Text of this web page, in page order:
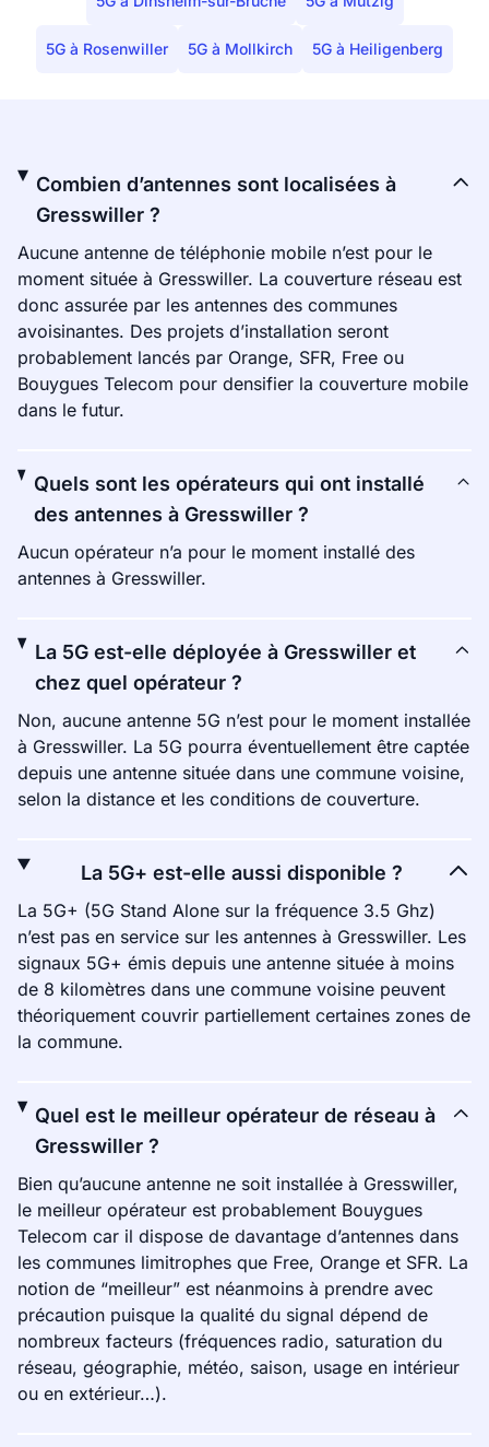
5G à Rosenwiller 5G à Mollkirch 5G à Heiligenberg
Combien d’antennes sont localisées à
Gresswiller ?
Aucune antenne de téléphonie mobile n’est pour le
moment située à Gresswiller. La couverture réseau est
donc assurée par les antennes des communes
avoisinantes. Des projets d’installation seront
probablement lancés par Orange, SFR, Free ou
Bouygues Telecom pour densifier la couverture mobile
dans le futur.
Quels sont les opérateurs qui ont installé
des antennes à Gresswiller ?
Aucun opérateur n’a pour le moment installé des
antennes à Gresswiller.
La 5G est-elle déployée à Gresswiller et
chez quel opérateur ?
Non, aucune antenne 5G n’est pour le moment installée
à Gresswiller. La 5G pourra éventuellement être captée
depuis une antenne située dans une commune voisine,
selon la distance et les conditions de couverture.
La 5G+ est-elle aussi disponible ?
La 5G+ (5G Stand Alone sur la fréquence 3.5 Ghz)
n’est pas en service sur les antennes à Gresswiller. Les
signaux 5G+ émis depuis une antenne située à moins
de 8 kilomètres dans une commune voisine peuvent
théoriquement couvrir partiellement certaines zones de
la commune.
Quel est le meilleur opérateur de réseau à
Gresswiller ?
Bien qu’aucune antenne ne soit installée à Gresswiller,
le meilleur opérateur est probablement Bouygues
Telecom car il dispose de davantage d’antennes dans
les communes limitrophes que Free, Orange et SFR. La
notion de “meilleur” est néanmoins à prendre avec
précaution puisque la qualité du signal dépend de
nombreux facteurs (fréquences radio, saturation du
réseau, géographie, météo, saison, usage en intérieur
ou en extérieur…).